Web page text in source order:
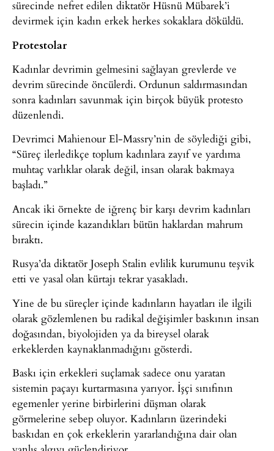
sürecinde nefret edilen diktatör Hüsnü Mübarek’i
devirmek için kadın erkek herkes sokaklara döküldü.
Protestolar
Kadınlar devrimin gelmesini sağlayan grevlerde ve
devrim sürecinde öncülerdi. Ordunun saldırmasından
sonra kadınları savunmak için birçok büyük protesto
düzenlendi.
Devrimci Mahienour El-Massry’nin de söylediği gibi,
“Süreç ilerledikçe toplum kadınlara zayıf ve yardıma
muhtaç varlıklar olarak değil, insan olarak bakmaya
başladı.”
Ancak iki örnekte de iğrenç bir karşı devrim kadınları
sürecin içinde kazandıkları bütün haklardan mahrum
bıraktı.
Rusya’da diktatör Joseph Stalin evlilik kurumunu teşvik
etti ve yasal olan kürtajı tekrar yasakladı.
Yine de bu süreçler içinde kadınların hayatları ile ilgili
olarak gözlemlenen bu radikal değişimler baskının insan
doğasından, biyolojiden ya da bireysel olarak
erkeklerden kaynaklanmadığını gösterdi.
Baskı için erkekleri suçlamak sadece onu yaratan
sistemin paçayı kurtarmasına yarıyor. İşçi sınıfının
egemenler yerine birbirlerini düşman olarak
görmelerine sebep oluyor. Kadınların üzerindeki
baskıdan en çok erkeklerin yararlandığına dair olan